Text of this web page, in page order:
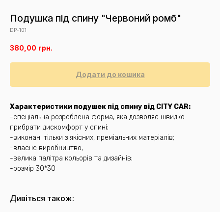
Подушка під спину "Червоний ромб"
DP-101
380,00 грн.
Додати до кошика
Характеристики подушек під спину від CITY CAR:
-спеціальна розроблена форма, яка дозволяє швидко
прибрати дискомфорт у спині;
-виконані тільки з якісних, преміальних матеріалів;
-власне виробництво;
-велика палітра кольорів та дизайнів;
-розмір 30*30
Дивіться також: